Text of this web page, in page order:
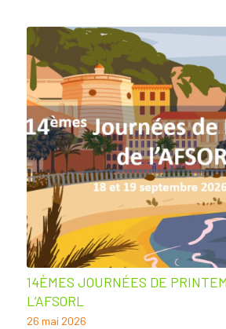
14ÈMES JOURNÉES DE
L’AFSORL
26 mai 2026